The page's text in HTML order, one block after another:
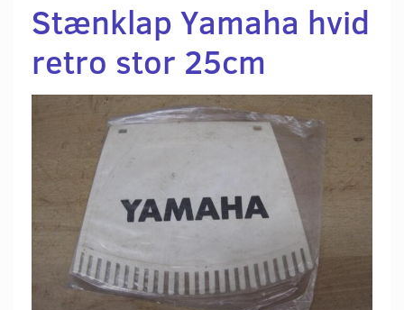
Stænklap Yamaha hvid
retro stor 25cm